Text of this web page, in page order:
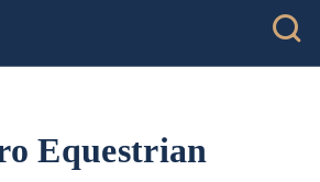
Equestrian